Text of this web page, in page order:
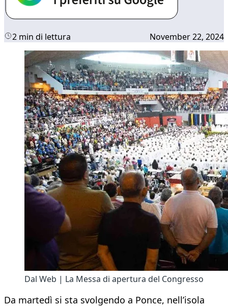
2 min di lettura November 22, 2024
Dal Web | La Messa di apertura del Congresso
Da martedì si sta svolgendo a Ponce, nell’isola